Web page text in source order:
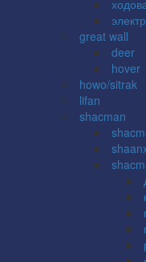
great wall
deer
hover
howo/sitrak
lifan
shacman